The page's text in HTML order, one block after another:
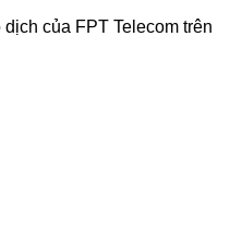
của FPT Telecom trên